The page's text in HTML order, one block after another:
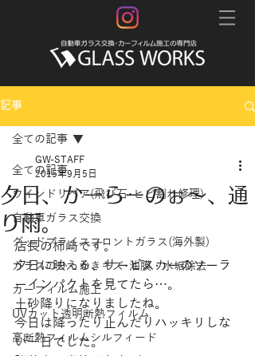
記事
全ての記事
ウインドリペア(飛び石･ヒビ割れ修理)
自動車ガラス交換
グッドプライスフロントガラス(海外製)
ガラスのひっかきキズ･油膜・水垢除去
カーフィルム施工
UVカット透明断熱フィルム
高断熱フィルムシルフィード
全ての記事
夕日、かーらーのぉ～、通
り雨。
GW-STAFF
2015年9月5日
店長の柿﨑です。
夕日に映える、サービスカーのソーラ
ーインパクトを見てたら…。
土砂降りになりましたね。
今日は降ったり止んだりハッキリしな
い一日でした。